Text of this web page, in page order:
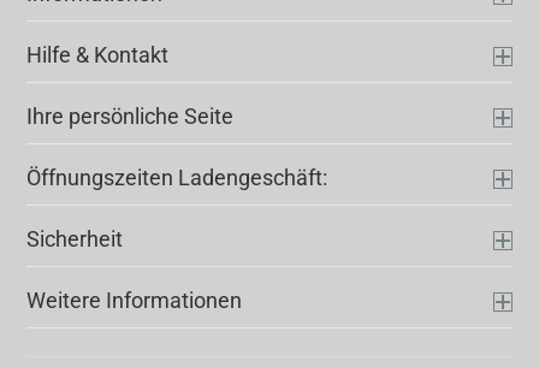
Hilfe & Kontakt
Ihre persönliche Seite
Öffnungszeiten Ladengeschäft:
Sicherheit
Weitere Informationen